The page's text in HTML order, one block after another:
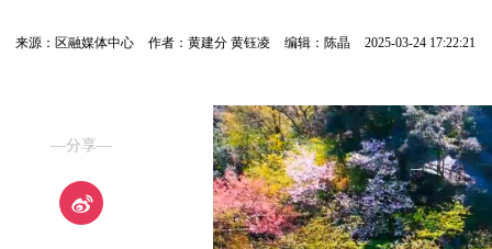
来源：区融媒体中心 作者：黄建分 黄钰凌 编辑：陈晶 2025-03-24 17:22:21
—分享—